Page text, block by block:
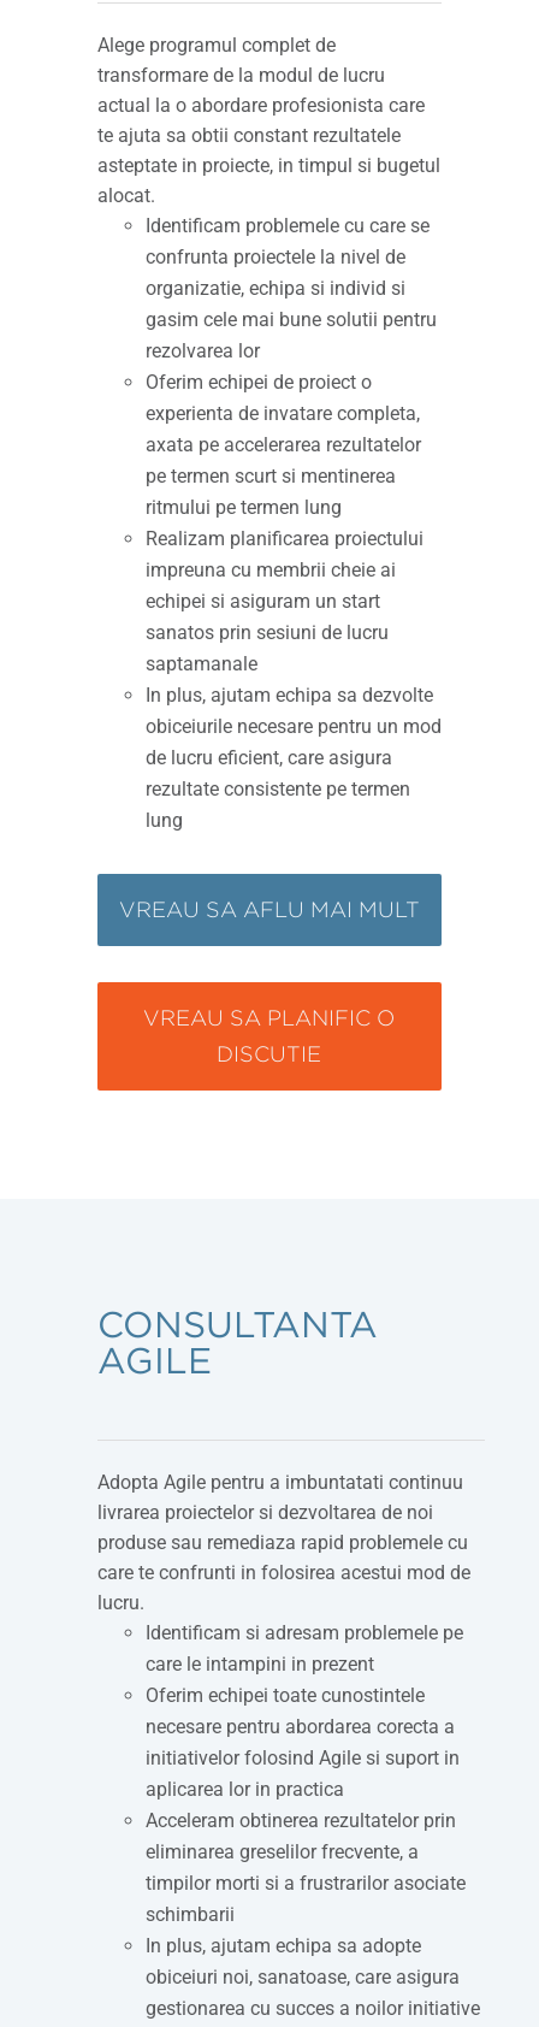
Alege programul complet de
transformare de la modul de lucru
actual la o abordare profesionista care
te ajuta sa obtii constant rezultatele
asteptate in proiecte, in timpul si bugetul
alocat.
Identificam problemele cu care se
confrunta proiectele la nivel de
organizatie, echipa si individ si
gasim cele mai bune solutii pentru
rezolvarea lor
Oferim echipei de proiect o
experienta de invatare completa,
axata pe accelerarea rezultatelor
pe termen scurt si mentinerea
ritmului pe termen lung
Realizam planificarea proiectului
impreuna cu membrii cheie ai
echipei si asiguram un start
sanatos prin sesiuni de lucru
saptamanale
In plus, ajutam echipa sa dezvolte
obiceiurile necesare pentru un mod
de lucru eficient, care asigura
rezultate consistente pe termen
lung
VREAU SA AFLU MAI MULT
VREAU SA PLANIFIC O
DISCUTIE
CONSULTANTA
AGILE
Adopta Agile pentru a imbuntatati continuu
livrarea proiectelor si dezvoltarea de noi
produse sau remediaza rapid problemele cu
care te confrunti in folosirea acestui mod de
lucru.
Identificam si adresam problemele pe
care le intampini in prezent
Oferim echipei toate cunostintele
necesare pentru abordarea corecta a
initiativelor folosind Agile si suport in
aplicarea lor in practica
Acceleram obtinerea rezultatelor prin
eliminarea greselilor frecvente, a
timpilor morti si a frustrarilor asociate
schimbarii
In plus, ajutam echipa sa adopte
obiceiuri noi, sanatoase, care asigura
gestionarea cu succes a noilor initiative